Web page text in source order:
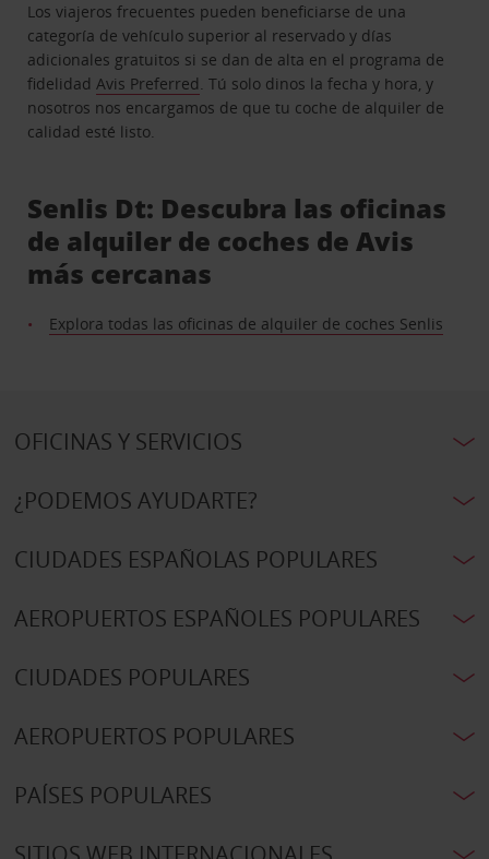
Los viajeros frecuentes pueden beneficiarse de una
categoría de vehículo superior al reservado y días
adicionales gratuitos si se dan de alta en el programa de
fidelidadAvis Preferred. Tú solo dinos la fecha y hora, y
nosotros nos encargamos de que tu coche de alquiler de
calidad esté listo.
Senlis Dt: Descubra las oficinas
de alquiler de coches de Avis
más cercanas
Explora todas las oficinas de alquiler de coches Senlis
OFICINAS Y SERVICIOS
¿PODEMOS AYUDARTE?
CIUDADES ESPAÑOLAS POPULARES
AEROPUERTOS ESPAÑOLES POPULARES
CIUDADES POPULARES
AEROPUERTOS POPULARES
PAÍSES POPULARES